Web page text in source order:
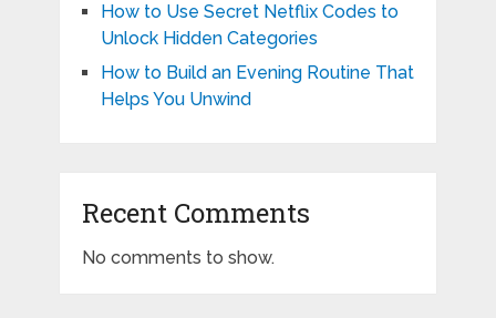
How to Use Secret Netflix Codes to
Unlock Hidden Categories
How to Build an Evening Routine That
Helps You Unwind
Recent Comments
No comments to show.